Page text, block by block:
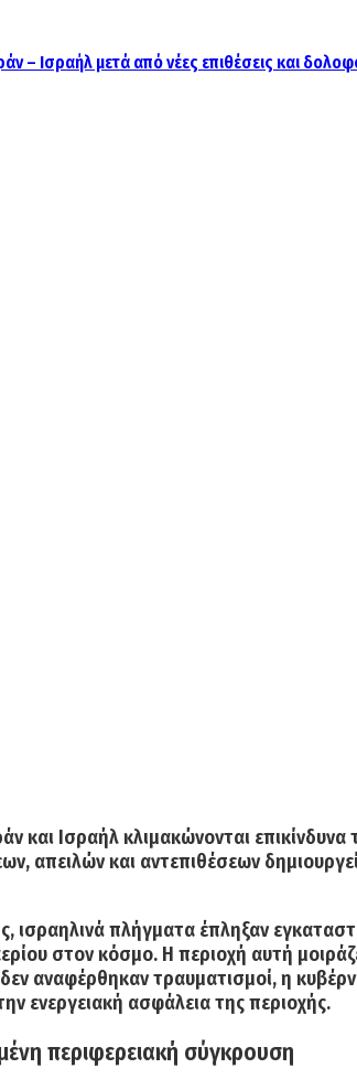
και Ισραήλκλιμακώνονται επικίνδυνα
απειλών και αντεπιθέσεων
ισραηλινά πλήγματα έπληξαν
στον κόσμο. Η περιοχή αυτή
αναφέρθηκαν τραυματισμοί, η
ενεργειακή ασφάλεια της περιοχής.
περιφερειακή σύγκρουση